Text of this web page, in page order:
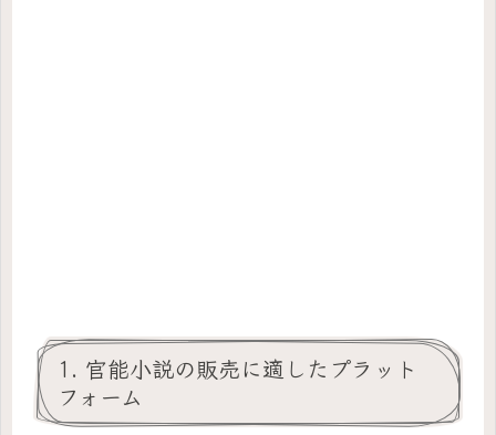
1. 官能小説の販売に適したプラット
フォーム